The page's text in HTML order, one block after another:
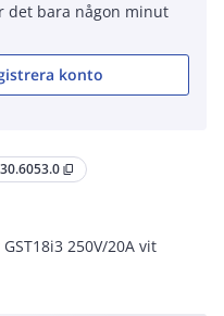
content_copy
250V/20A vit
det bara någon minut
konto